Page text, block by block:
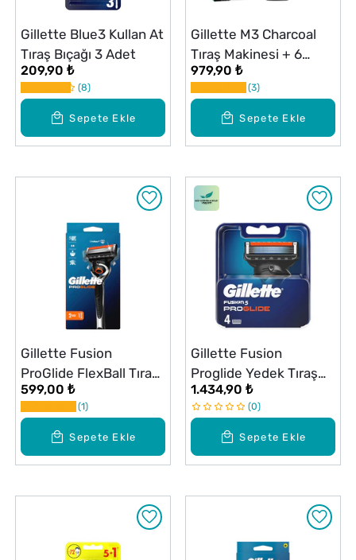
Sepete Ekle
Gillette Blue3 Kullan At
Tıraş Bıçağı 3 Adet
209,90 ₺
8
Sepete Ekle
Gillette M3 Charcoal
Tıraş Makinesi + 6
Yedek Bıçak Seti
979,90 ₺
3
Sepete Ekle
Gillette Fusion
ProGlide FlexBall Tıraş
Makinesi ve Yedek
Başlığı
599,00 ₺
1
Sepete Ekle
Gillette Fusion
Proglide Yedek Tıraş
Bıçağı 4 Adet
1.434,90 ₺
0